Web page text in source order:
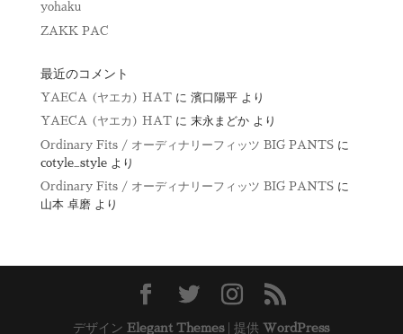
yohaku
ZAKK PAC
最近のコメント
YAECA (ヤエカ) HATに 濱口陽平より
YAECA (ヤエカ) HATに 末永まどかより
Ordinary Fits / オーディナリーフィッツ BIG PANTSに
cotyle_styleより
Ordinary Fits / オーディナリーフィッツ BIG PANTSに
山本 卓磨より
デザインElegant Themes| 提供WordPress